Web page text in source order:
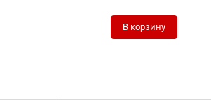
В корзину